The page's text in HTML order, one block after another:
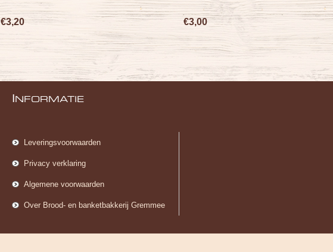
€3,20 €3,00
NFORMATIE
Leveringsvoorwaarden
Privacy verklaring
Algemene voorwaarden
Over Brood- en banketbakkerij Gremmee